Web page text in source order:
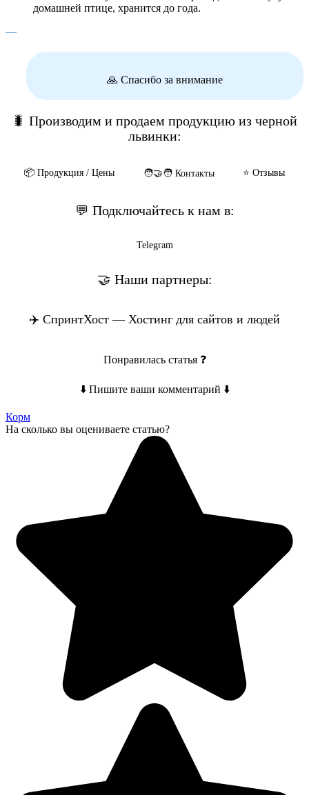
домашней птице, хранится до года.
—
🙏 Спасибо за внимание
🐛 Производим и продаем продукцию из черной
львинки:
📦️ Продукция / Цены 🧑‍🤝‍🧑 Контакты ⭐️ Отзывы
💬 Подключайтесь к нам в:
Telegram
🤝 Наши партнеры:
✈️ СпринтХост — Хостинг для сайтов и людей
Понравилась статья ❓
⬇️ Пишите ваши комментарий ⬇️
Корм
На сколько вы оцениваете статью?